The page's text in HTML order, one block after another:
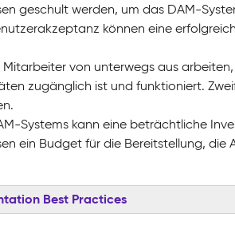
geschult werden, um das DAM-
können eine
von unterwegs aus
zugänglich ist und funktioniert.
Systems kann eine beträchtliche
ein Budget für die Bereitstellung, die
Best Practices